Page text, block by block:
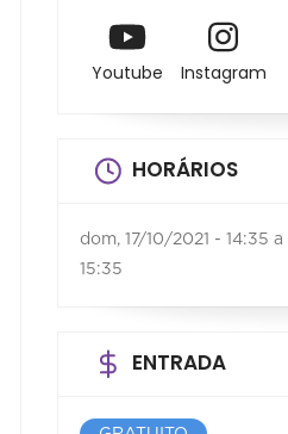
Youtube Instagram
HORÁRIOS
dom, 17/10/2021 - 14:35 a
15:35
ENTRADA